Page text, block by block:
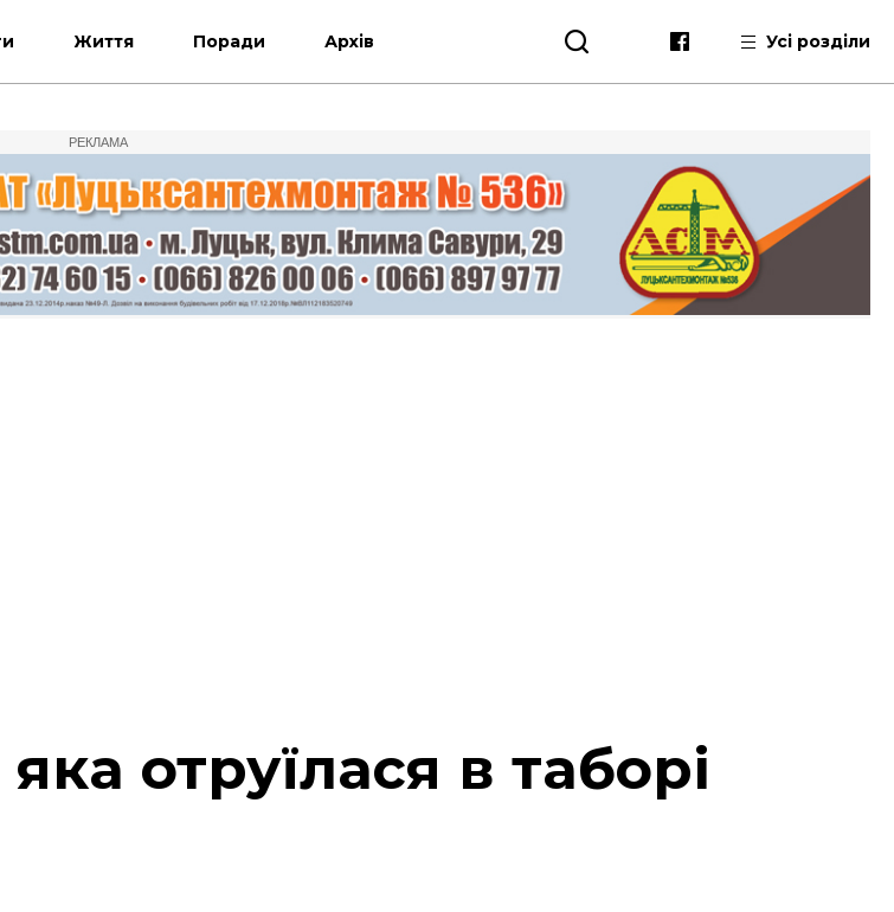
Життя Поради Архів Усі розділи
РЕКЛАМА
отруїлася в таборі